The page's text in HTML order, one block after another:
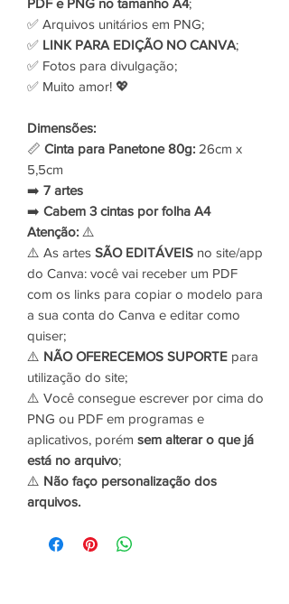
PDF e PNG no tamanho A4;
✅ Arquivos unitários em PNG;
✅ LINK PARA EDIÇÃO NO CANVA;
✅ Fotos para divulgação;
✅ Muito amor! 💖
Dimensões:
📏 Cinta para Panetone 80g: 26cm x
5,5cm
➡️ 7 artes
➡️ Cabem 3 cintas por folha A4
Atenção: ⚠️
⚠️ As artes SÃO EDITÁVEIS no site/app
do Canva: você vai receber um PDF
com os links para copiar o modelo para
a sua conta do Canva e editar como
quiser;
⚠️ NÃO OFERECEMOS SUPORTE para
utilização do site;
⚠️ Você consegue escrever por cima do
PNG ou PDF em programas e
aplicativos, porém sem alterar o que já
está no arquivo;
⚠️ Não faço personalização dos
arquivos.